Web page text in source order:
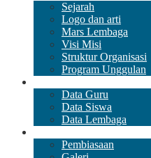
Sejarah
Logo dan arti
Mars Lembaga
Visi Misi
Struktur Organisasi
Program Unggulan
Data Guru
Data Siswa
Data Lembaga
Pembiasaan